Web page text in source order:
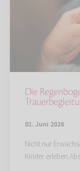
Die
01. Juni 2026
Nicht nur
Kinder erleben